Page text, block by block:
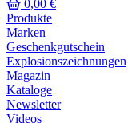
0,00 €
Produkte
Marken
Geschenkgutschein
Explosionszeichnungen
Magazin
Kataloge
Newsletter
Videos